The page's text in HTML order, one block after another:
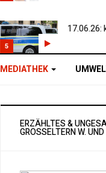
5
17.06.26:
MEDIATHEK
ERZÄHLTES &
GROSSELTERN W. UND